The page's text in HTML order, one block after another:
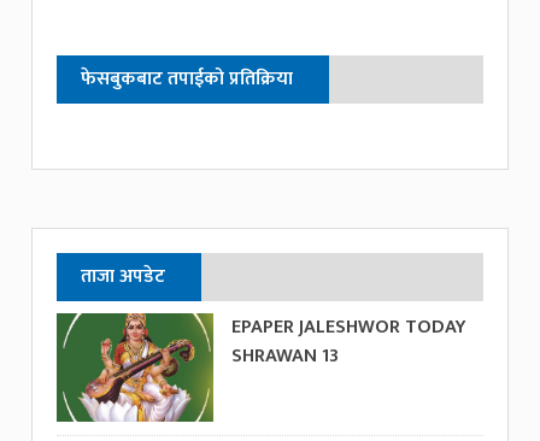
फेसबुकबाट तपाईको प्रतिक्रिया
ताजा अपडेट
EPAPER JALESHWOR TODAY
SHRAWAN 13